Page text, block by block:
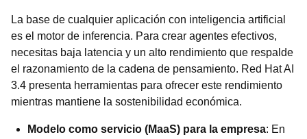
La base de cualquier aplicación con inteligencia artificial
es el motor de inferencia. Para crear agentes efectivos,
necesitas baja latencia y un alto rendimiento que respalde
el razonamiento de la cadena de pensamiento. Red Hat AI
3.4 presenta herramientas para ofrecer este rendimiento
mientras mantiene la sostenibilidad económica.
Modelo como servicio (MaaS) para la empresa: En